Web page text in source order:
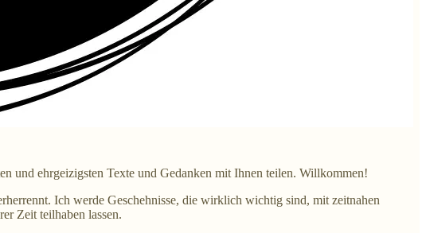
und ehrgeizigsten Texte und Gedanken mit Ihnen teilen. Willkommen!
Ich werde Geschehnisse, die wirklich wichtig sind, mit zeitnahen
Zeit teilhaben lassen.